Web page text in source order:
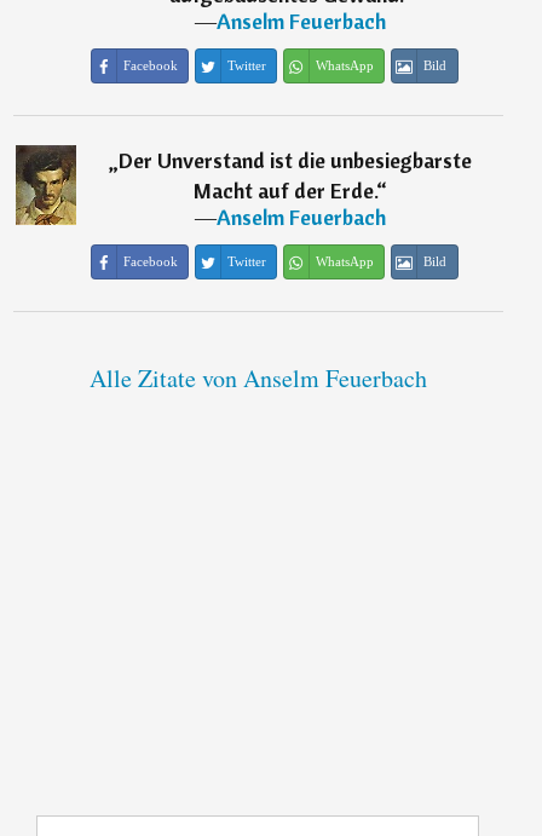
―Anselm Feuerbach
Facebook Twitter WhatsApp Bild
„Der Unverstand ist die unbesiegbarste
Macht auf der Erde.“
―Anselm Feuerbach
Facebook Twitter WhatsApp Bild
Alle Zitate von Anselm Feuerbach